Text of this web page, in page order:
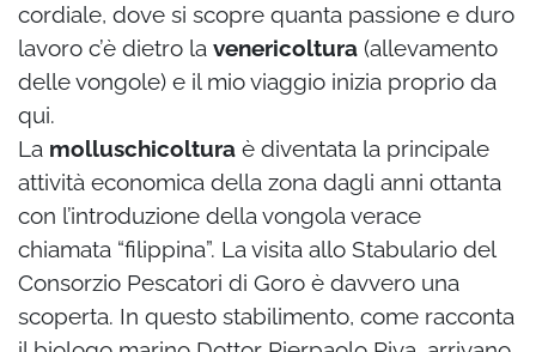
cordiale, dove si scopre quanta passione e duro
lavoro c’è dietro la venericoltura (allevamento
delle vongole) e il mio viaggio inizia proprio da
qui.
La molluschicoltura è diventata la principale
attività economica della zona dagli anni ottanta
con l’introduzione della vongola verace
chiamata “filippina”. La visita allo Stabulario del
Consorzio Pescatori di Goro è davvero una
scoperta. In questo stabilimento, come racconta